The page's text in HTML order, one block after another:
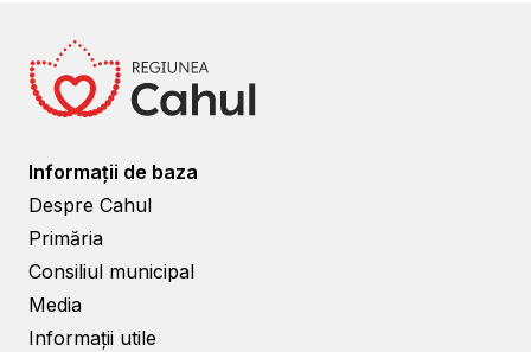
Informații de baza
Despre Cahul
Primăria
Consiliul municipal
Media
Informații utile